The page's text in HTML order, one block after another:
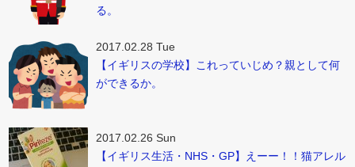
る。
2017.02.28 Tue
【イギリスの学校】これっていじめ？親として何
ができるか。
2017.02.26 Sun
【イギリス生活・NHS・GP】えーー！！猫アレル